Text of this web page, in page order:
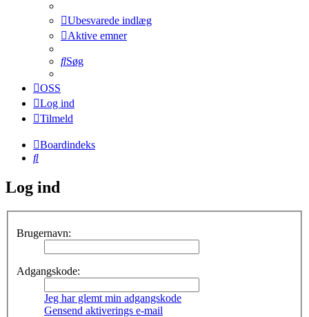
Ubesvarede indlæg
Aktive emner
Søg
OSS
Log ind
Tilmeld
Boardindeks
Søg
Log ind
Brugernavn:
Adgangskode:
Jeg har glemt min adgangskode
Gensend aktiverings e-mail